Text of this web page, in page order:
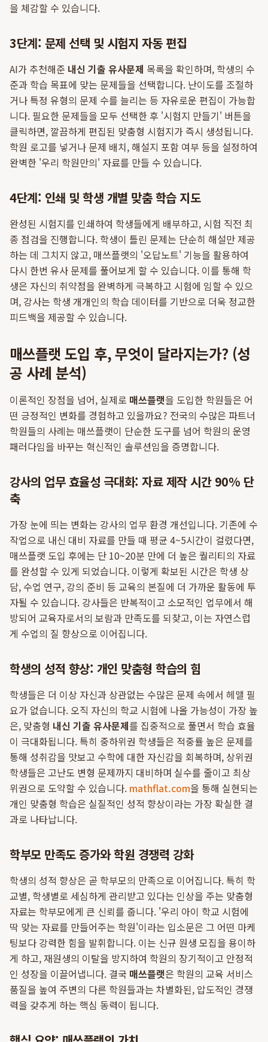
을 체감할 수 있습니다.
3단계: 문제 선택 및 시험지 자동 편집
AI가 추천해준 내신 기출 유사문제 목록을 확인하며, 학생의 수
준과 학습 목표에 맞는 문제들을 선택합니다. 난이도를 조절하
거나 특정 유형의 문제 수를 늘리는 등 자유로운 편집이 가능합
니다. 필요한 문제들을 모두 선택한 후 '시험지 만들기' 버튼을
클릭하면, 깔끔하게 편집된 맞춤형 시험지가 즉시 생성됩니다.
학원 로고를 넣거나 문제 배치, 해설지 포함 여부 등을 설정하여
완벽한 '우리 학원만의' 자료를 만들 수 있습니다.
4단계: 인쇄 및 학생 개별 맞춤 학습 지도
완성된 시험지를 인쇄하여 학생들에게 배부하고, 시험 직전 최
종 점검을 진행합니다. 학생이 틀린 문제는 단순히 해설만 제공
하는 데 그치지 않고, 매쓰플랫의 '오답노트' 기능을 활용하여
다시 한번 유사 문제를 풀어보게 할 수 있습니다. 이를 통해 학
생은 자신의 취약점을 완벽하게 극복하고 시험에 임할 수 있으
며, 강사는 학생 개개인의 학습 데이터를 기반으로 더욱 정교한
피드백을 제공할 수 있습니다.
매쓰플랫 도입 후, 무엇이 달라지는가? (성
공 사례 분석)
이론적인 장점을 넘어, 실제로 매쓰플랫을 도입한 학원들은 어
떤 긍정적인 변화를 경험하고 있을까요? 전국의 수많은 파트너
학원들의 사례는 매쓰플랫이 단순한 도구를 넘어 학원의 운영
패러다임을 바꾸는 혁신적인 솔루션임을 증명합니다.
강사의 업무 효율성 극대화: 자료 제작 시간 90% 단
축
가장 눈에 띄는 변화는 강사의 업무 환경 개선입니다. 기존에 수
작업으로 내신 대비 자료를 만들 때 평균 4~5시간이 걸렸다면,
매쓰플랫 도입 후에는 단 10~20분 만에 더 높은 퀄리티의 자료
를 완성할 수 있게 되었습니다. 이렇게 확보된 시간은 학생 상
담, 수업 연구, 강의 준비 등 교육의 본질에 더 가까운 활동에 투
자될 수 있습니다. 강사들은 반복적이고 소모적인 업무에서 해
방되어 교육자로서의 보람과 만족도를 되찾고, 이는 자연스럽
게 수업의 질 향상으로 이어집니다.
학생의 성적 향상: 개인 맞춤형 학습의 힘
학생들은 더 이상 자신과 상관없는 수많은 문제 속에서 헤맬 필
요가 없습니다. 오직 자신의 학교 시험에 나올 가능성이 가장 높
은, 맞춤형 내신 기출 유사문제를 집중적으로 풀면서 학습 효율
이 극대화됩니다. 특히 중하위권 학생들은 적중률 높은 문제를
통해 성취감을 맛보고 수학에 대한 자신감을 회복하며, 상위권
학생들은 고난도 변형 문제까지 대비하며 실수를 줄이고 최상
위권으로 도약할 수 있습니다. mathflat.com을 통해 실현되는
개인 맞춤형 학습은 실질적인 성적 향상이라는 가장 확실한 결
과로 나타납니다.
학부모 만족도 증가와 학원 경쟁력 강화
학생의 성적 향상은 곧 학부모의 만족으로 이어집니다. 특히 학
교별, 학생별로 세심하게 관리받고 있다는 인상을 주는 맞춤형
자료는 학부모에게 큰 신뢰를 줍니다. '우리 아이 학교 시험에
딱 맞는 자료를 만들어주는 학원'이라는 입소문은 그 어떤 마케
팅보다 강력한 힘을 발휘합니다. 이는 신규 원생 모집을 용이하
게 하고, 재원생의 이탈을 방지하여 학원의 장기적이고 안정적
인 성장을 이끌어냅니다. 결국 매쓰플랫은 학원의 교육 서비스
품질을 높여 주변의 다른 학원들과는 차별화된, 압도적인 경쟁
력을 갖추게 하는 핵심 동력이 됩니다.